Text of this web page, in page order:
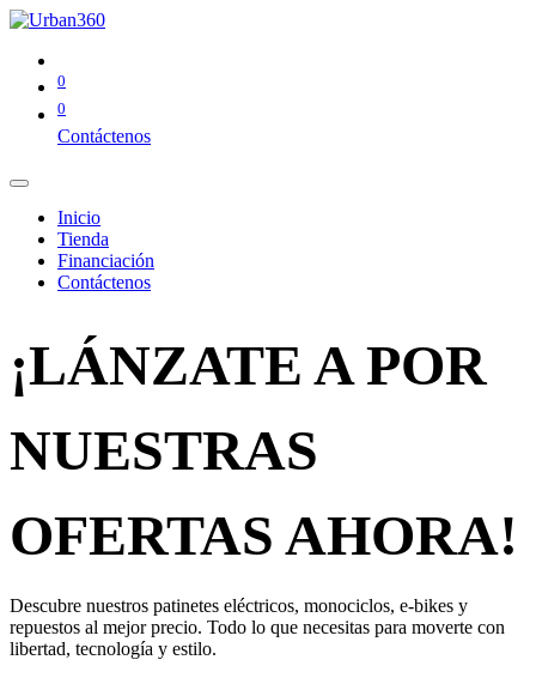
0
0
Contáctenos
Inicio
Tienda
Financiación
Contáctenos
¡LÁNZATE A POR
NUESTRAS
OFERTAS AHORA!
Descubre nuestros patinetes eléctricos, monociclos, e-bikes y
repuestos al mejor precio. Todo lo que necesitas para moverte con
libertad, tecnología y estilo.